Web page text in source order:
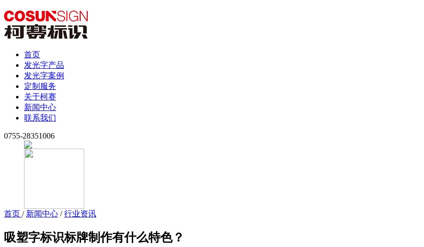
首页
发光字产品
发光字案例
定制服务
关于柯赛
新闻中心
联系我们
0755-28351006
首页 / 新闻中心 /行业资讯
吸塑字标识标牌制作有什么特色？